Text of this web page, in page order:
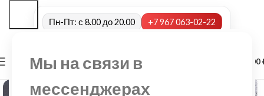
Мы на связи в
мессенджерах
Пн-Пт: с 8.00 до 20.00 +7 967 063-02-22
МЕНЮ 0,00